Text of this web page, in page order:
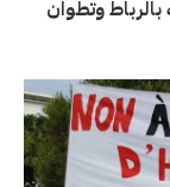
وتطوان